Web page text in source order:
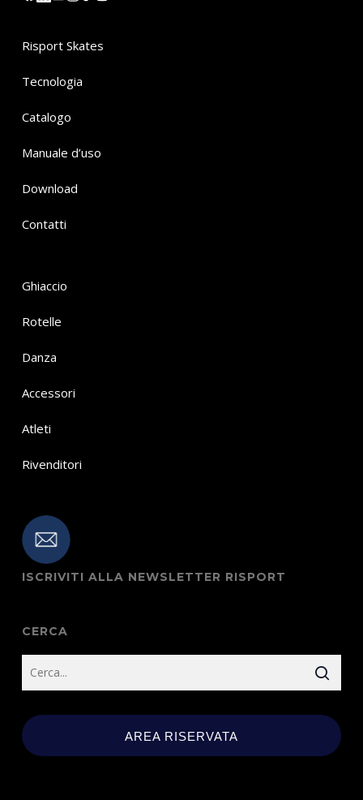
Risport Skates
Tecnologia
Catalogo
Manuale d’uso
Download
Contatti
Ghiaccio
Rotelle
Danza
Accessori
Atleti
Rivenditori
ISCRIVITI ALLA NEWSLETTER RISPORT
CERCA
AREA RISERVATA